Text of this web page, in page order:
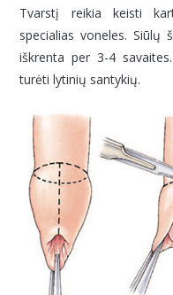
Tvarstį reikia keisti
specialias voneles. Siūlų
iškrenta per 3-4
turėti lytinių santykių.